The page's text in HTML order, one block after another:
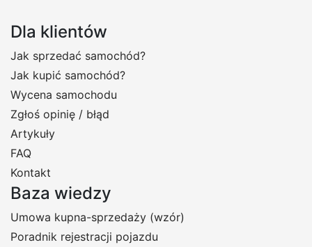
Dla klientów
Jak sprzedać samochód?
Jak kupić samochód?
Wycena samochodu
Zgłoś opinię / błąd
Artykuły
FAQ
Kontakt
Baza wiedzy
Umowa kupna-sprzedaży (wzór)
Poradnik rejestracji pojazdu